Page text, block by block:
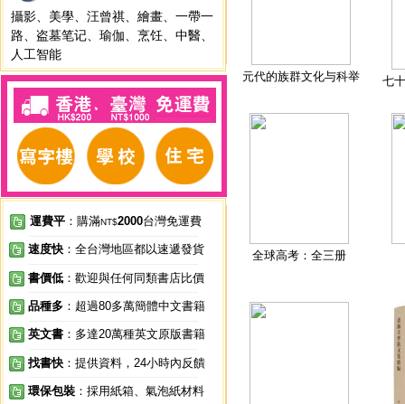
攝影
美學 汪曾祺 繪畫
一帶一
路
盗墓笔记 瑜伽 烹饪 中醫
人工智能
運費平 ：購滿NT$2000台灣免運費
速度快 ：全台灣地區都以速遞發貨
書價低 ：歡迎與任何同類書店比價
品種多 ：超過80多萬簡體中文書籍
英文書 ：多達20萬種英文原版書籍
找書快 ：提供資料，24小時內反饋
環保包裝 ：採用紙箱、氣泡紙材料
元代的族群文化与科举 七
全球高考：全三册